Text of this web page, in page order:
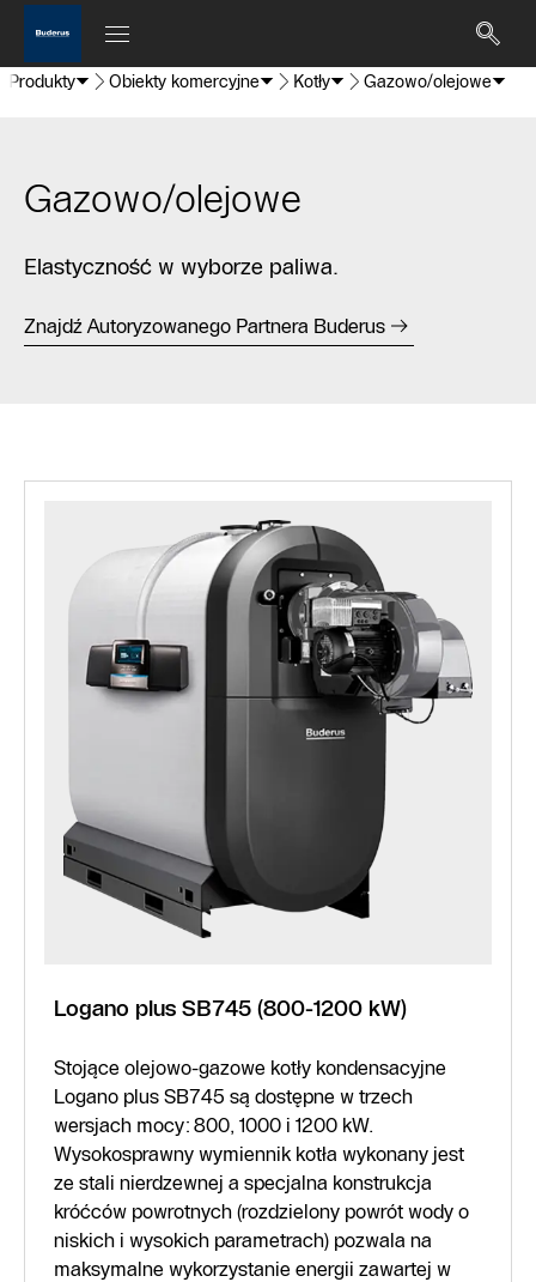
Produkty Obiekty komercyjne Kotły Gazowo/olejowe
Gazowo/olejowe
Elastyczność w wyborze paliwa.
Znajdź Autoryzowanego Partnera Buderus
Logano plus SB745 (800-1200 kW)
Stojące olejowo-gazowe kotły kondensacyjne
Logano plus SB745 są dostępne w trzech
wersjach mocy: 800, 1000 i 1200 kW.
Wysokosprawny wymiennik kotła wykonany jest
ze stali nierdzewnej a specjalna konstrukcja
króćców powrotnych (rozdzielony powrót wody o
niskich i wysokich parametrach) pozwala na
maksymalne wykorzystanie energii zawartej w